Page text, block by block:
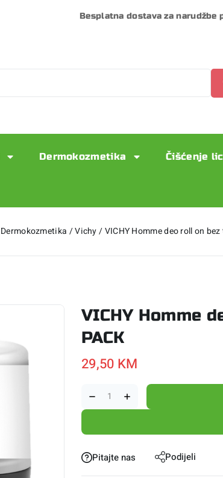
Besplatna dostava za narudžbe
Dermokozmetika Čišćenje
Dermokozmetika /Vichy/VICHY Homme deo roll on
VICHY Homme
PACK
29,50 KM
Pitajte nas Podijeli